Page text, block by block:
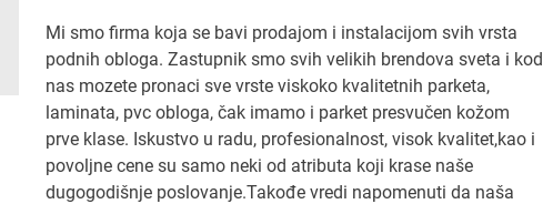
Mi smo firma koja se bavi prodajom i instalacijom svih vrsta
podnih obloga. Zastupnik smo svih velikih brendova sveta i kod
nas mozete pronaci sve vrste viskoko kvalitetnih parketa,
laminata, pvc obloga, čak imamo i parket presvučen kožom
prve klase. Iskustvo u radu, profesionalnost, visok kvalitet,kao i
povoljne cene su samo neki od atributa koji krase naše
dugogodišnje poslovanje.Takođe vredi napomenuti da naša